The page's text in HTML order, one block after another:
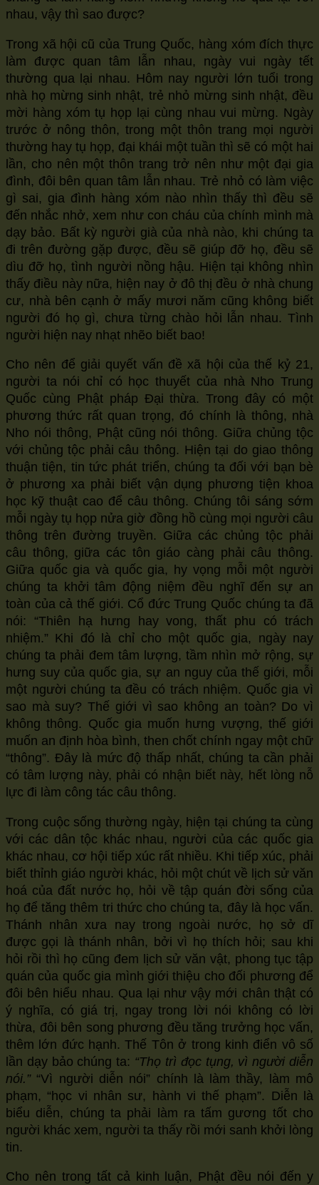
nhau, vậy thì sao được?
Trong xã hội cũ của Trung Quốc, hàng xóm đích thực
làm được quan tâm lẫn nhau, ngày vui ngày tết
thường qua lại nhau. Hôm nay người lớn tuổi trong
nhà họ mừng sinh nhật, trẻ nhỏ mừng sinh nhật, đều
mời hàng xóm tụ họp lại cùng nhau vui mừng. Ngày
trước ở nông thôn, trong một thôn trang mọi người
thường hay tụ họp, đại khái một tuần thì sẽ có một hai
lần, cho nên một thôn trang trở nên như một đại gia
đình, đôi bên quan tâm lẫn nhau. Trẻ nhỏ có làm việc
gì sai, gia đình hàng xóm nào nhìn thấy thì đều sẽ
đến nhắc nhở, xem như con cháu của chính mình mà
dạy bảo. Bất kỳ người già của nhà nào, khi chúng ta
đi trên đường gặp được, đều sẽ giúp đỡ họ, đều sẽ
dìu đỡ họ, tình người nồng hậu. Hiện tại không nhìn
thấy điều này nữa, hiện nay ở đô thị đều ở nhà chung
cư, nhà bên cạnh ở mấy mươi năm cũng không biết
người đó họ gì, chưa từng chào hỏi lẫn nhau. Tình
người hiện nay nhạt nhẽo biết bao!
Cho nên để giải quyết vấn đề xã hội của thế kỷ 21,
người ta nói chỉ có học thuyết của nhà Nho Trung
Quốc cùng Phật pháp Đại thừa. Trong đây có một
phương thức rất quan trọng, đó chính là thông, nhà
Nho nói thông, Phật cũng nói thông. Giữa chủng tộc
với chủng tộc phải câu thông. Hiện tại do giao thông
thuận tiện, tin tức phát triển, chúng ta đối với bạn bè
ở phương xa phải biết vận dụng phương tiện khoa
học kỹ thuật cao để câu thông. Chúng tôi sáng sớm
mỗi ngày tụ họp nửa giờ đồng hồ cùng mọi người câu
thông trên đường truyền. Giữa các chủng tộc phải
câu thông, giữa các tôn giáo càng phải câu thông.
Giữa quốc gia và quốc gia, hy vọng mỗi một người
chúng ta khởi tâm động niệm đều nghĩ đến sự an
toàn của cả thế giới. Cổ đức Trung Quốc chúng ta đã
nói: “Thiên hạ hưng hay vong, thất phu có trách
nhiệm.” Khi đó là chỉ cho một quốc gia, ngày nay
chúng ta phải đem tâm lượng, tầm nhìn mở rộng, sự
hưng suy của quốc gia, sự an nguy của thế giới, mỗi
một người chúng ta đều có trách nhiệm. Quốc gia vì
sao mà suy? Thế giới vì sao không an toàn? Do vì
không thông. Quốc gia muốn hưng vượng, thế giới
muốn an định hòa bình, then chốt chính ngay một chữ
“thông”. Đây là mức độ thấp nhất, chúng ta cần phải
có tâm lượng này, phải có nhận biết này, hết lòng nỗ
lực đi làm công tác câu thông.
Trong cuộc sống thường ngày, hiện tại chúng ta cùng
với các dân tộc khác nhau, người của các quốc gia
khác nhau, cơ hội tiếp xúc rất nhiều. Khi tiếp xúc, phải
biết thỉnh giáo người khác, hỏi một chút về lịch sử văn
hoá của đất nước họ, hỏi về tập quán đời sống của
họ để tăng thêm tri thức cho chúng ta, đây là học vấn.
Thánh nhân xưa nay trong ngoài nước, họ sở dĩ
được gọi là thánh nhân, bởi vì họ thích hỏi; sau khi
hỏi rồi thì họ cũng đem lịch sử văn vật, phong tục tập
quán của quốc gia mình giới thiệu cho đối phương để
đôi bên hiểu nhau. Qua lại như vậy mới chân thật có
ý nghĩa, có giá trị, ngay trong lời nói không có lời
thừa, đôi bên song phương đều tăng trưởng học vấn,
thêm lớn đức hạnh. Thế Tôn ở trong kinh điển vô số
lần dạy bảo chúng ta: “Thọ trì đọc tụng, vì người diễn
nói.” “Vì người diễn nói” chính là làm thầy, làm mô
phạm, “học vi nhân sư, hành vi thế phạm”. Diễn là
biểu diễn, chúng ta phải làm ra tấm gương tốt cho
người khác xem, người ta thấy rồi mới sanh khởi lòng
tin.
Cho nên trong tất cả kinh luận, Phật đều nói đến y